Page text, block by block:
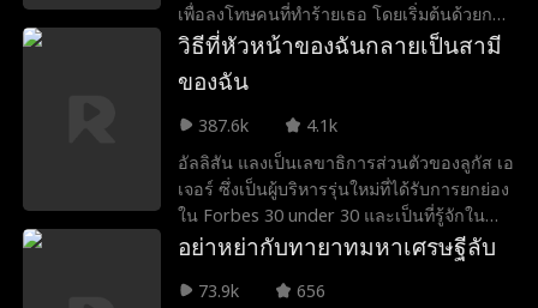
เพื่อลงโทษคนที่ทำร้ายเธอ โดยเริ่มต้นด้วยการ
ชนะเลขเด็ด Mega ball! แล้วมาถึงเอไลจา ส
ไนเดอร์ ทนายความที่ดูเหมือนจะมีประโยชน์
สำหรับเธอ แต่มีสิ่งบางอย่างเกี่ยวกับเขา...ที่ดู
เหมือนจะรู้จักกันมาก่อน
วิธีที่หัวหน้าของฉันกลายเป็นสามี
ของฉัน
387.6k
4.1k
อัลลิสัน แลงเป็นเลขาธิการส่วนตัวของลูกัส เอ
เจอร์ ซึ่งเป็นผู้บริหารรุ่นใหม่ที่ได้รับการยกย่อง
ใน Forbes 30 under 30 และเป็นที่รู้จักใน
วงการวิสาหกิจ ในการพยายามกำจัดเพื่อน
หนุ่มเก่าของเธอ ไคล์ ออกจากชีวิตของเธอ
เธอจึงส่งข้อความให้เขาว่าตอนนี้เธอกำลังมี
อย่าหย่ากับทายาทมหาเศรษฐีลับ
73.9k
656